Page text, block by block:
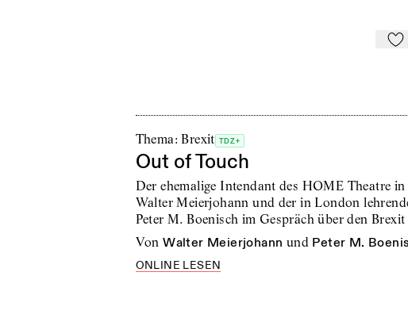
Zu
Thema: Brexit TDZ+
Out of Touch
Der ehemalige Intendant des HOME Theatre
Walter Meierjohann und der in London
Peter M. Boenisch im Gespräch über den Brexit
von Walter Meierjohann und Peter M.
ONLINE LESEN